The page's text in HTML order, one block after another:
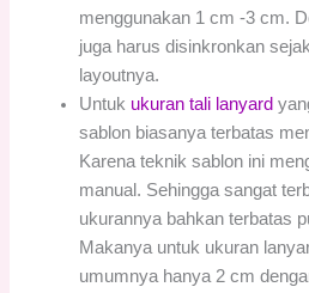
menggunakan 1 cm -3 cm.
juga harus disinkronkan
layoutnya.
Untuk ukuran tali lanyard
sablon biasanya terbatas
Karena teknik sablon ini
manual. Sehingga sangat
ukurannya bahkan terbatas
Makanya untuk ukuran
umumnya hanya 2 cm